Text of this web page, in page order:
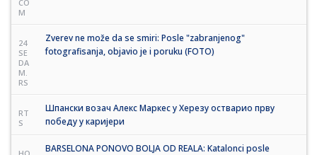
CO
M
24
SE
DA
M.
RS
Zverev ne može da se smiri: Posle "zabranjenog"
fotografisanja, objavio je i poruku (FOTO)
RT
S
Шпански возач Алекс Маркес у Херезу остварио прву
победу у каријери
BARSELONA PONOVO BOLJA OD REALA: Katalonci posle